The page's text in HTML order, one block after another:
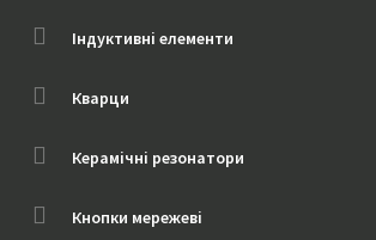
Індуктивні елементи
Кварци
Керамічні резонатори
Кнопки мережеві